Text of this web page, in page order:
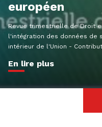
européen
Revue trimestrielle de Droit
l'intégration des données de
intérieur de l'Union -
En lire plus